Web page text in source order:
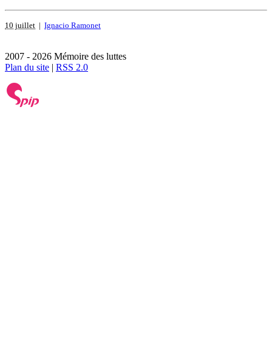
10 juillet | Ignacio Ramonet
2007 - 2026 Mémoire des luttes
Plan du site | RSS 2.0